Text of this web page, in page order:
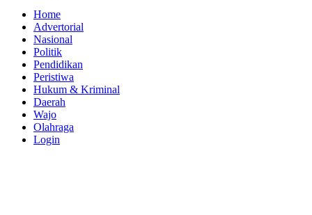
Home
Advertorial
Nasional
Politik
Pendidikan
Peristiwa
Hukum & Kriminal
Daerah
Wajo
Olahraga
Login